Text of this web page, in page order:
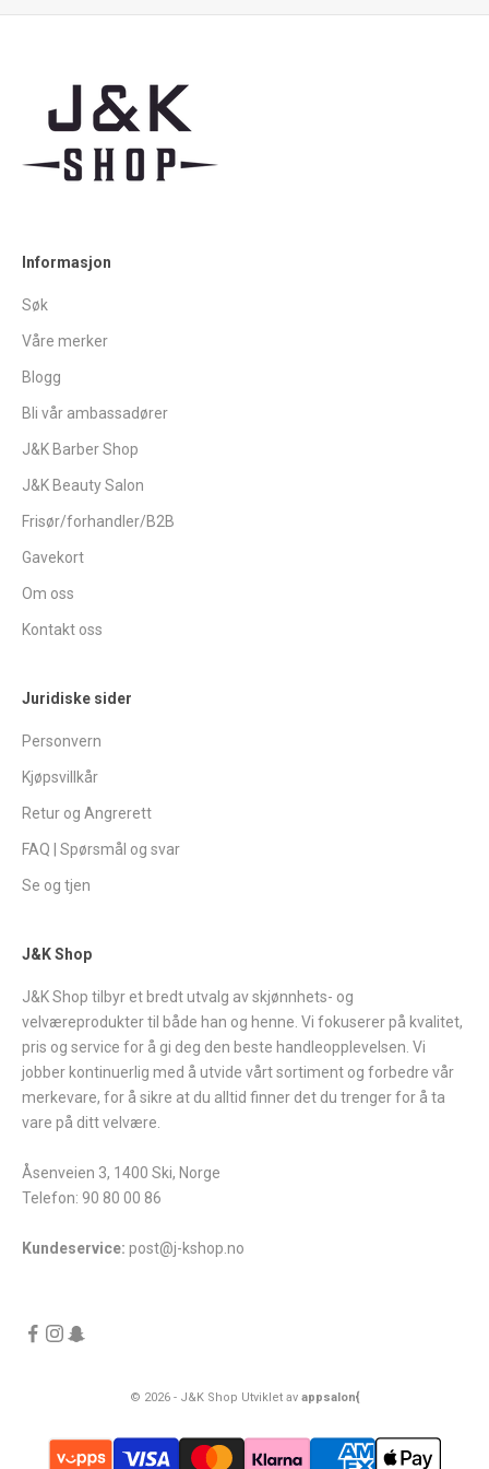
Informasjon
Søk
Våre merker
Blogg
Bli vår ambassadører
J&K Barber Shop
J&K Beauty Salon
Frisør/forhandler/B2B
Gavekort
Om oss
Kontakt oss
Juridiske sider
Personvern
Kjøpsvillkår
Retur og Angrerett
FAQ | Spørsmål og svar
Se og tjen
J&K Shop
J&K Shop tilbyr et bredt utvalg av skjønnhets- og
velværeprodukter til både han og henne. Vi fokuserer på kvalitet,
pris og service for å gi deg den beste handleopplevelsen. Vi
jobber kontinuerlig med å utvide vårt sortiment og forbedre vår
merkevare, for å sikre at du alltid finner det du trenger for å ta
vare på ditt velvære.
Åsenveien 3, 1400 Ski, Norge
Telefon: 90 80 00 86
Kundeservice: post@j-kshop.no
© 2026 - J&K Shop Utviklet av appsalon{